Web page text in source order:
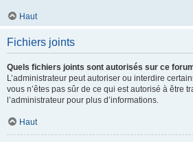
Haut
Fichiers joints
Quels fichiers joints sont autorisés sur ce
L’administrateur peut autoriser ou interdire
vous n’êtes pas sûr de ce qui est autorisé à être
l’administrateur pour plus d’informations.
Haut